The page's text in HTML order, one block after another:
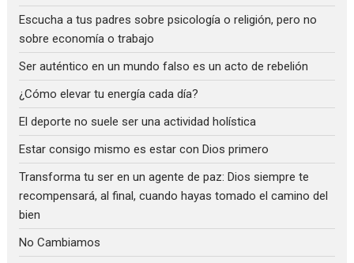
Escucha a tus padres sobre psicología o religión, pero no
sobre economía o trabajo
Ser auténtico en un mundo falso es un acto de rebelión
¿Cómo elevar tu energía cada día?
El deporte no suele ser una actividad holística
Estar consigo mismo es estar con Dios primero
Transforma tu ser en un agente de paz: Dios siempre te
recompensará, al final, cuando hayas tomado el camino del
bien
No Cambiamos